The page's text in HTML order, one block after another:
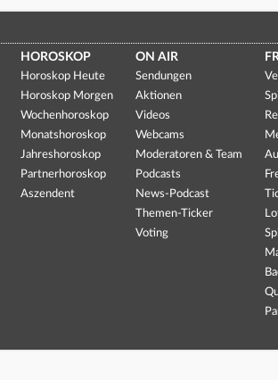
HOROSKOP
Horoskop Heute
Horoskop Morgen
Wochenhoroskop
Monatshoroskop
Jahreshoroskop
Partnerhoroskop
Aszendent
ON AIR
Sendungen
Aktionen
Videos
Webcams
Moderatoren & Team
Podcasts
News-Podcast
Themen-Ticker
Voting